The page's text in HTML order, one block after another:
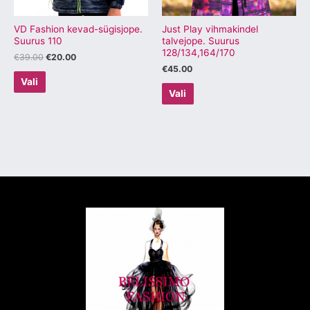
VD Fashion kevad-sügisjope.
Suurus 110
€39.00 €20.00
Vali
teha
tootelehel.
Just Play vihmakindel
talvejope. Suurus
128/134,164/170
€45.00
Vali
teha
tootelehel.